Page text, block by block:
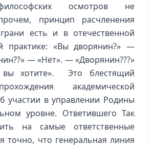
философских осмотров не
принцип расчленения
есть и в отечественной
практике: «Вы дворянин?» —
— «Нет». — «Дворянин???»
хотите». Это блестящий
академической
участии в управлении Родины
уровне. Ответившего Так
на самые ответственные
точно, что генеральная линия